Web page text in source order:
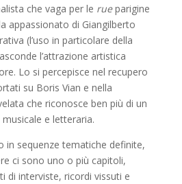
che vaga per le rueparigine
appassionato di Giangilberto
(l’uso in particolare della
l’attrazione artistica
Lo si percepisce nel recupero
su Boris Vian e nella
che riconosce ben più di un
e letteraria.
in sequenze tematiche definite,
ci sono uno o più capitoli,
di interviste, ricordi vissuti e